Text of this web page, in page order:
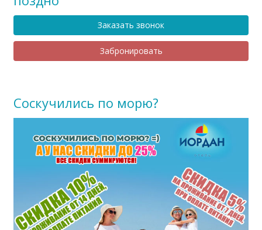
Заказать звонок
Забронировать
Соскучились по морю?